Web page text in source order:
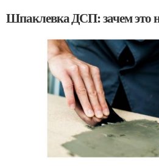
Шпаклевка ДСП: зачем это